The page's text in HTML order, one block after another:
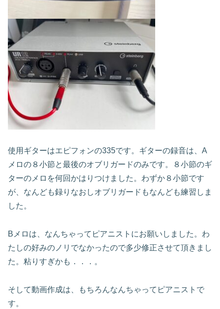
使用ギターはエピフォンの335です。ギターの録音は、A
メロの８小節と最後のオブリガードのみです。８小節のギ
ターのメロを何回かはりつけました。わずか８小節です
が、なんども録りなおしオブリガードもなんども練習しま
した。
Bメロは、なんちゃってピアニストにお願いしました。わ
たしの好みのノリでなかったので多少修正させて頂きまし
た。粘りすぎかも．．．。
そして動画作成は、もちろんなんちゃってピアニストで
す。